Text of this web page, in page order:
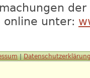
der
online unter:
|